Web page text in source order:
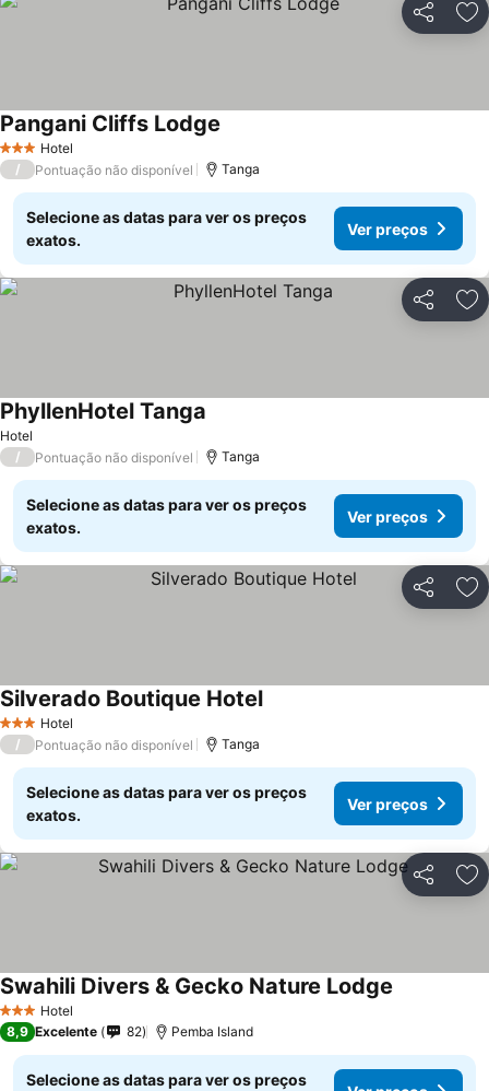
Partilhar
3 EstrelasHotel
Pangani Cliffs Lodge
/ Pontuação não disponível Tanga
Selecione as datas para ver os preços
exatos.
Ver preços
Partilhar
Hotel
PhyllenHotel Tanga
/ Pontuação não disponível Tanga
Selecione as datas para ver os preços
exatos.
Ver preços
Partilhar
3 EstrelasHotel
Silverado Boutique Hotel
/ Pontuação não disponível Tanga
Selecione as datas para ver os preços
exatos.
Ver preços
Partilhar
3 EstrelasHotel
Swahili Divers & Gecko Nature Lodge
8,9 Excelente 82 Pemba Island
Selecione as datas para ver os preços